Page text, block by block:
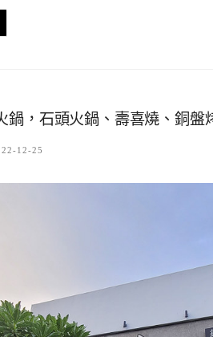
鍋，石頭火鍋、壽喜燒、銅
12-25